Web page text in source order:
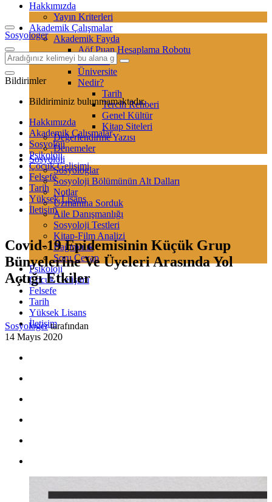
Hakkımızda
Yayın Kriterleri
Akademik Çalışmalar
Akademik Fayda
Aöf Puan Hesaplama Robotu
Sertifika
Üniversite
Nedir?
Tarih
Tercih Rehberi
Genel Kültür
Kitap Siteleri
Değerlendirme Yazısı
Denemeler
Sosyoloji
Sosyologlar
Sosyoloji Bölümünün Alt Dalları
Notlar
Uzmanına Sorduk
Aile Danışmanlığı
Sosyoloji Testleri
Kitap-Film Analizi
Bağımlılık
Soru Cevap
Psikoloji
Çocuk Gelişimi
Felsefe
Tarih
Yüksek Lisans
İletişim
Sosyologer
Bildirimler
Bildiriminiz bulunmamaktadır.
Hakkımızda
Akademik Çalışmalar
Sosyoloji
Psikoloji
Çocuk Gelişimi
Felsefe
Tarih
Yüksek Lisans
İletişim
Covid-19 Epidemisinin Küçük Grup
Bünyelerine Ve Üyeleri Arasında Yol
Açtığı Etkiler
Sosyologer tarafından
14 Mayıs 2020